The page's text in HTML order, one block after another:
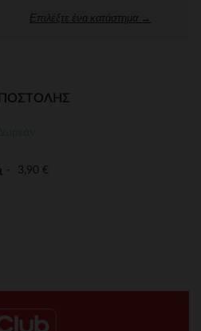
Επιλέξτε ένα κατάστημα →
3,90 €